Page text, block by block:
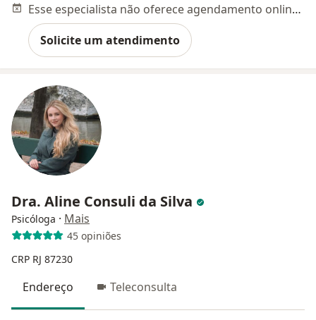
Esse especialista não oferece agendamento online para esse endereço.
Solicite um atendimento
Dra. Aline Consuli da Silva
Psicóloga · Mais
45 opiniões
CRP RJ 87230
Endereço Teleconsulta